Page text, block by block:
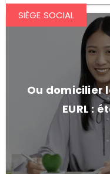
Ou domicilier
EURL :
SIÈGE SOCIAL